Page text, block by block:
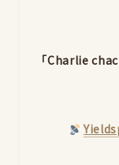
「Charlie
— 幫存股